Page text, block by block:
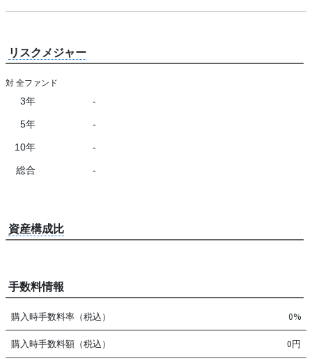
リスクメジャー
対 全ファンド
3年 -
5年 -
10年 -
総合 -
資産構成比
手数料情報
購入時手数料率（税込） 0%
購入時手数料額（税込） 0円